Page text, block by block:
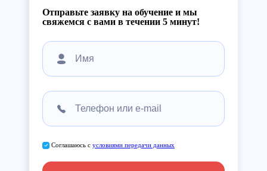
Отправьте заявку на обучение и мы
свяжемся с вами в течении 5 минут!
Соглашаюсь с условиями передачи данных